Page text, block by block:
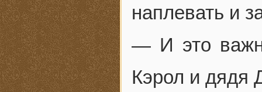
наплевать и
— И это
Кэрол и дядя